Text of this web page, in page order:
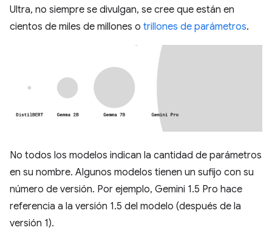
Ultra, no siempre se divulgan, se cree que están en
cientos de miles de millones o trillones de parámetros.
No todos los modelos indican la cantidad de parámetros
en su nombre. Algunos modelos tienen un sufijo con su
número de versión. Por ejemplo, Gemini 1.5 Pro hace
referencia a la versión 1.5 del modelo (después de la
versión 1).